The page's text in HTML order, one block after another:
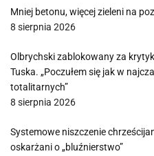
Mniej betonu, więcej zieleni na
8 sierpnia 2026
Olbrychski zablokowany za
Tuska. „Poczułem się jak w
totalitarnych”
8 sierpnia 2026
Systemowe niszczenie
oskarżani o „bluźnierstwo”